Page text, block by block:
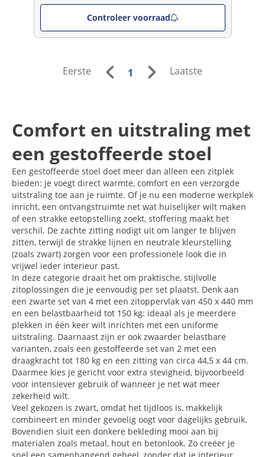
Controleer voorraad
Eerste 1 Laatste
Comfort en uitstraling met
een gestoffeerde stoel
Een gestoffeerde stoel doet meer dan alleen een zitplek
bieden: je voegt direct warmte, comfort en een verzorgde
uitstraling toe aan je ruimte. Of je nu een moderne werkplek
inricht, een ontvangstruimte net wat huiselijker wilt maken
of een strakke eetopstelling zoekt, stoffering maakt het
verschil. De zachte zitting nodigt uit om langer te blijven
zitten, terwijl de strakke lijnen en neutrale kleurstelling
(zoals zwart) zorgen voor een professionele look die in
vrijwel ieder interieur past.
In deze categorie draait het om praktische, stijlvolle
zitoplossingen die je eenvoudig per set plaatst. Denk aan
een zwarte set van 4 met een zitoppervlak van 450 x 440 mm
en een belastbaarheid tot 150 kg: ideaal als je meerdere
plekken in één keer wilt inrichten met een uniforme
uitstraling. Daarnaast zijn er ook zwaarder belastbare
varianten, zoals een gestoffeerde set van 2 met een
draagkracht tot 180 kg en een zitting van circa 44,5 x 44 cm.
Daarmee kies je gericht voor extra stevigheid, bijvoorbeeld
voor intensiever gebruik of wanneer je net wat meer
zekerheid wilt.
Veel gekozen is zwart, omdat het tijdloos is, makkelijk
combineert en minder gevoelig oogt voor dagelijks gebruik.
Bovendien sluit een donkere bekleding mooi aan bij
materialen zoals metaal, hout en betonlook. Zo creëer je